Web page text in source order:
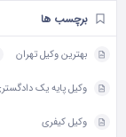
برچسب ها
بهترین وکیل تهران
وکیل پایه یک
وکیل کیفری